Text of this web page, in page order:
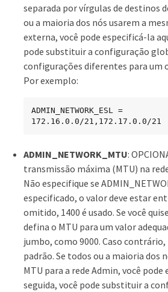
separada por vírgulas de destinos
ou a maioria dos nós usarem a
externa, você pode especificá-la
pode substituir a configuração
configurações diferentes para um
Por exemplo:
ADMIN_NETWORK_ESL =
172.16.0.0/21,172.17.0.0/21
ADMIN_NETWORK_MTU:
transmissão máxima (MTU) na
Não especifique se
especificado, o valor deve estar
omitido, 1400 é usado. Se você
defina o MTU para um valor
jumbo, como 9000. Caso
padrão. Se todos ou a maioria dos
MTU para a rede Admin, você
seguida, você pode substituir a